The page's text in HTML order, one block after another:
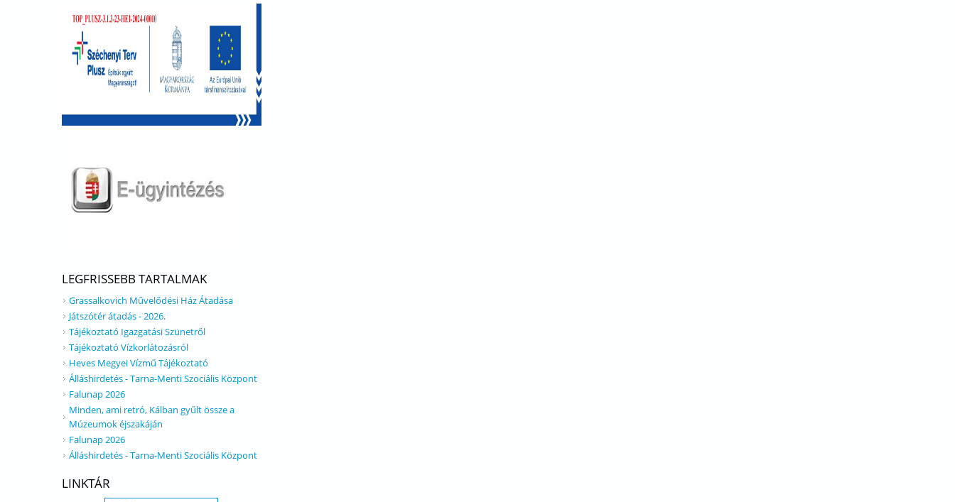
LEGFRISSEBB TARTALMAK
Grassalkovich Művelődési Ház Átadása
Játszótér átadás - 2026.
Tájékoztató Igazgatási Szünetről
Tájékoztató Vízkorlátozásról
Heves Megyei Vízmű Tájékoztató
Álláshirdetés - Tarna-Menti Szociális Központ
Falunap 2026
Minden, ami retró, Kálban gyűlt össze a
Múzeumok éjszakáján
Falunap 2026
Álláshirdetés - Tarna-Menti Szociális Központ
LINKTÁR